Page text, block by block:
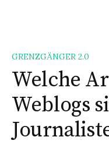
n
GRENZGÄNGER 2.0
Welche
Weblogs